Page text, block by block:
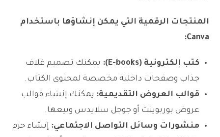
المنتجات الرقمية التي يمكن إنشاؤها باستخدام
Canva:
كتب إلكترونية (E-books):
يمكنك تصميم غلاف
جذاب وصفحات داخلية مخصصة لمحتوى الكتاب.
قوالب العروض التقديمية: يمكنك إنشاء قوالب
عروض بوربوينت أو جوجل سلايدس وبيعها.
منشورات وسائل التواصل الاجتماعي: إنشاء حزم